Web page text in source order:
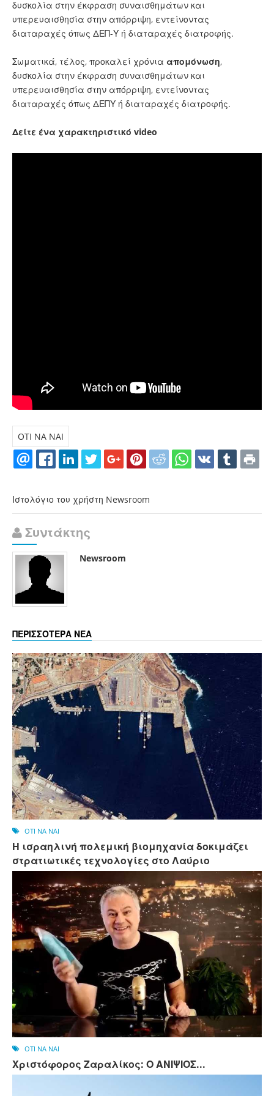
δυσκολία στην έκφραση συναισθημάτων και
υπερευαισθησία στην απόρριψη, εντείνοντας
διαταραχές όπως ΔΕΠ-Υ ή διαταραχές διατροφής.
Σωματικά, τέλος, προκαλεί χρόνια απομόνωση,
δυσκολία στην έκφραση συναισθημάτων και
υπερευαισθησία στην απόρριψη, εντείνοντας
διαταραχές όπως ΔΕΠΥ ή διαταραχές διατροφής.
Δείτε ένα χαρακτηριστικό video
OTI NA NAI
Ιστολόγιο του χρήστη Newsroom
Συντάκτης
Newsroom
ΠΕΡΙΣΣΟΤΕΡΑ ΝΕΑ
OTI NA NAI
Η ισραηλινή πολεμική βιομηχανία δοκιμάζει
στρατιωτικές τεχνολογίες στο Λαύριο
OTI NA NAI
Χριστόφορος Ζαραλίκος: Ο ΑΝΙΨΙΟΣ...